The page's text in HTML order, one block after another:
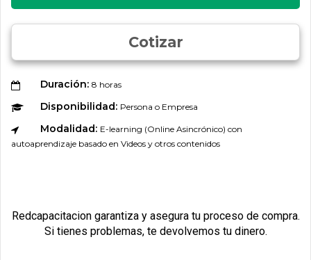
Cotizar
Duración: 8 horas
Disponibilidad: Persona o Empresa
Modalidad: E-learning (Online Asincrónico) con
autoaprendizaje basado en Videos y otros contenidos
Redcapacitacion garantiza y asegura tu proceso de compra.
Si tienes problemas, te devolvemos tu dinero.